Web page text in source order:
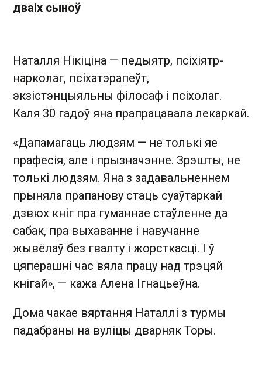
дваіх сыноў
Наталля Нікіціна — педыятр, псіхіятр-
нарколаг, псіхатэрапеўт,
экзістэнцыяльны філосаф і псіхолаг.
Каля 30 гадоў яна прапрацавала лекаркай.
«Дапамагаць людзям — не толькі яе
прафесія, але і прызначэнне. Зрэшты, не
толькі людзям. Яна з задавальненнем
прыняла прапанову стаць суаўтаркай
дзвюх кніг пра гуманнае стаўленне да
сабак, пра выхаванне і навучанне
жывёлаў без гвалту і жорсткасці. І ў
цяперашні час вяла працу над трэцяй
кнігай», — кажа Алена Ігнацьеўна.
Дома чакае вяртання Наталлі з турмы
падабраны на вуліцы дварняк Торы.